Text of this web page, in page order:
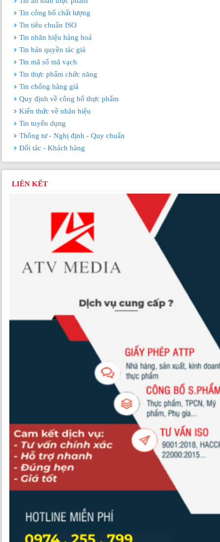
Tin công bố chất lượng
Tin tiêu chuẩn ISO
Tin nhãn hiệu hàng hoá
Tin bản quyền tác giả
Tin mã số mã vạch
Tin thực phẩm chức năng
Tin chống hàng giả
Quy định về công bố thực phẩm
Kiến thức về nhãn hiệu
Tin tuyển dụng
Thông tư - Nghị định - Quy chuẩn
Đối tác - Khách hàng
LIÊN KẾT